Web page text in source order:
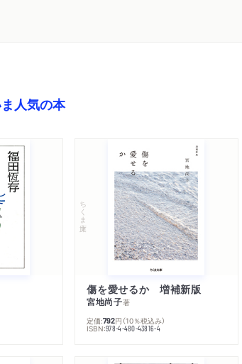
ま人気の本
ちくま文庫
傷を愛せるか 増補新版
宮地尚子著
定価:792円 （10％税込み）
ISBN:978-4-480-43816-4